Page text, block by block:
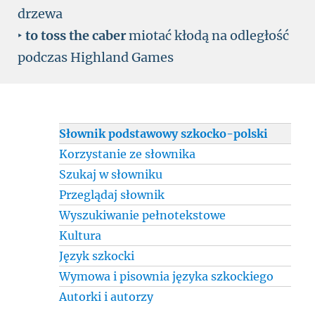
drzewa
‣ to toss the cabermiotać kłodą na odległość
podczas Highland Games
Słownik podstawowy szkocko-polski
Korzystanie ze słownika
Szukaj w słowniku
Przeglądaj słownik
Wyszukiwanie pełnotekstowe
Kultura
Język szkocki
Wymowa i pisownia języka szkockiego
Autorki i autorzy